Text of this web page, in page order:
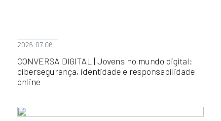
2026-07-06
CONVERSA DIGITAL | Jovens no mundo digital:
cibersegurança, identidade e responsabilidade
online